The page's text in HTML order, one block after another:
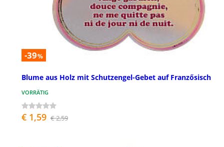
-39%
Blume aus Holz mit Schutzengel-Gebet auf Franzősisch
VORRÄTIG
€ 1,59 € 2,59